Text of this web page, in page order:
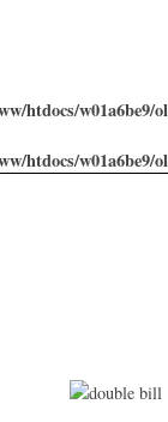
htdocs/w01a6be9/
htdocs/w01a6be9/